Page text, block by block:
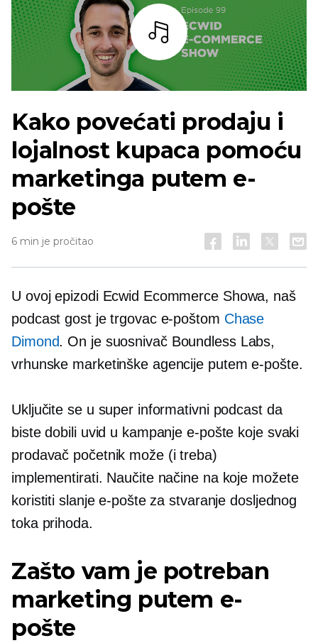
Slušaj
Kako povećati prodaju i
lojalnost kupaca pomoću
marketinga putem e-
pošte
6 min je pročitao
U ovoj epizodi Ecwid Ecommerce Showa, naš
podcast gost je trgovac e-poštom Chase
Dimond. On je suosnivačBoundless Labs,
vrhunske marketinške agencije putem e-pošte.
Uključite se u super informativni podcast da
biste dobili uvid u kampanje e-pošte koje svaki
prodavač početnik može (i treba)
implementirati. Naučite načine na koje možete
koristiti slanje e-pošte za stvaranje dosljednog
toka prihoda.
Zašto vam je potreban
marketing putem e-
pošte